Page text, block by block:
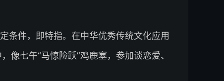
条件，即特指。在中华优秀传统文化应用
像七午“马惊险跃”鸡鹿塞，参加谈恋爱、